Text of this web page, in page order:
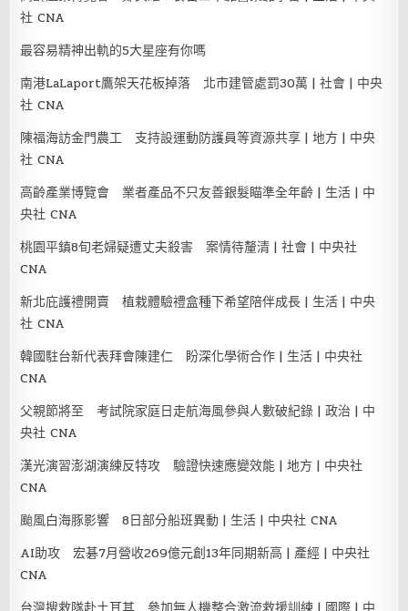
社 CNA
最容易精神出軌的5大星座有你嗎
南港LaLaport鷹架天花板掉落 北市建管處罰30萬 | 社會 | 中央
社 CNA
陳福海訪金門農工 支持設運動防護員等資源共享 | 地方 | 中央
社 CNA
高齡產業博覽會 業者產品不只友善銀髮瞄準全年齡 | 生活 | 中
央社 CNA
桃園平鎮8旬老婦疑遭丈夫殺害 案情待釐清 | 社會 | 中央社
CNA
新北庇護禮開賣 植栽體驗禮盒種下希望陪伴成長 | 生活 | 中央
社 CNA
韓國駐台新代表拜會陳建仁 盼深化學術合作 | 生活 | 中央社
CNA
父親節將至 考試院家庭日走航海風參與人數破紀錄 | 政治 | 中
央社 CNA
漢光演習澎湖演練反特攻 驗證快速應變效能 | 地方 | 中央社
CNA
颱風白海豚影響 8日部分船班異動 | 生活 | 中央社 CNA
AI助攻 宏碁7月營收269億元創13年同期新高 | 產經 | 中央社
CNA